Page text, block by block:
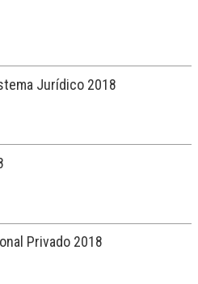
Jurídico 2018
Privado 2018